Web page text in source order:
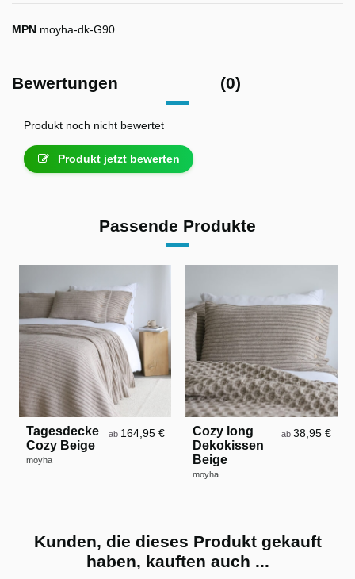
MPN moyha-dk-G90
Bewertungen (0)
Produkt noch nicht bewertet
Produkt jetzt bewerten
Passende Produkte
Tagesdecke
Cozy Beige
moyha
ab 164,95 €
Cozy long
Dekokissen
Beige
moyha
ab 38,95 €
Kunden, die dieses Produkt gekauft
haben, kauften auch ...